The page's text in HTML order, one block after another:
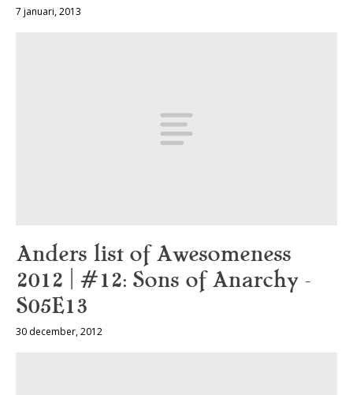
7 januari, 2013
Anders list of Awesomeness
2012 | #12: Sons of Anarchy –
S05E13
30 december, 2012